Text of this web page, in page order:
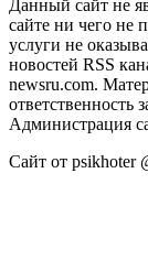
Данный сайт не
сайте ни чего не
услуги не
новостей RSS
newsru.com.
ответственность
Администрация
Сайт от psikhoter